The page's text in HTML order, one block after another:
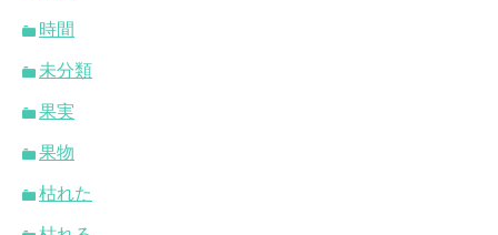
時間
未分類
果実
果物
枯れた